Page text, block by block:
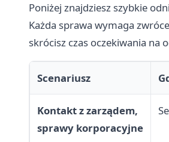
Poniżej znajdziesz szybkie
Każda sprawa wymaga
skrócisz czas oczekiwania na
Scenariusz
Kontakt z zarządem,
sprawy korporacyjne